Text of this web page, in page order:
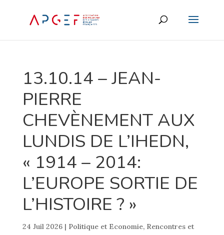
13.10.14 – JEAN-
PIERRE
CHEVÈNEMENT AUX
LUNDIS DE L’IHEDN,
« 1914 – 2014:
L’EUROPE SORTIE DE
L’HISTOIRE ? »
24 Juil 2026| Politique et Economie, Rencontres et